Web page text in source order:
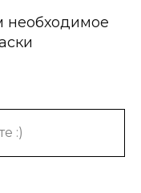
необходимое